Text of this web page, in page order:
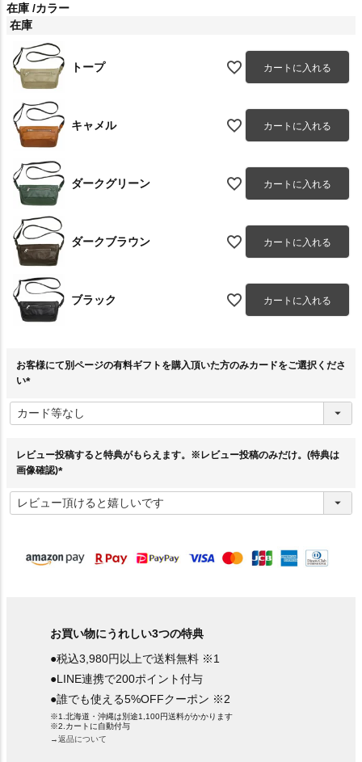
在庫 カラー
在庫
トープ カートに入れる
キャメル カートに入れる
ダークグリーン カートに入れる
ダークブラウン カートに入れる
ブラック カートに入れる
お客様にて別ページの有料ギフトを購入頂いた方のみカードをご選択くださ
い
必
須
レビュー投稿すると特典がもらえます。※レビュー投稿のみだけ。(特典は
画像確認)
必
須
お買い物にうれしい3つの特典
●税込3,980円以上で送料無料 ※1
●LINE連携で200ポイント付与
●誰でも使える5%OFFクーポン ※2
※1.北海道・沖縄は別途1,100円送料がかかります
※2.カートに自動付与
→返品について